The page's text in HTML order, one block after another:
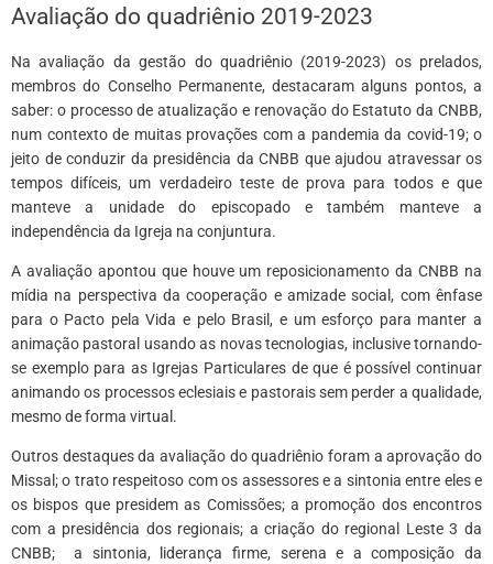
Avaliação do quadriênio 2019-2023
Na avaliação da gestão do quadriênio (2019-2023) os prelados,
membros do Conselho Permanente, destacaram alguns pontos, a
saber: o processo de atualização e renovação do Estatuto da CNBB,
num contexto de muitas provações com a pandemia da covid-19; o
jeito de conduzir da presidência da CNBB que ajudou atravessar os
tempos difíceis, um verdadeiro teste de prova para todos e que
manteve a unidade do episcopado e também manteve a
independência da Igreja na conjuntura.
A avaliação apontou que houve um reposicionamento da CNBB na
mídia na perspectiva da cooperação e amizade social, com ênfase
para o Pacto pela Vida e pelo Brasil, e um esforço para manter a
animação pastoral usando as novas tecnologias, inclusive tornando-
se exemplo para as Igrejas Particulares de que é possível continuar
animando os processos eclesiais e pastorais sem perder a qualidade,
mesmo de forma virtual.
Outros destaques da avaliação do quadriênio foram a aprovação do
Missal; o trato respeitoso com os assessores e a sintonia entre eles e
os bispos que presidem as Comissões; a promoção dos encontros
com a presidência dos regionais; a criação do regional Leste 3 da
CNBB; a sintonia, liderança firme, serena e a composição da